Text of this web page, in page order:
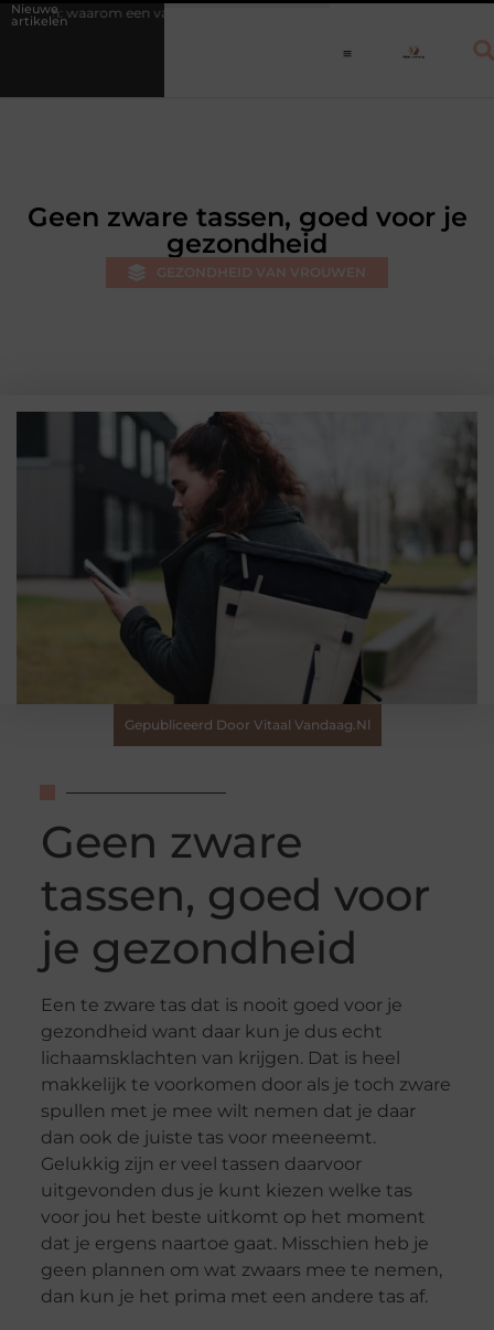
Nieuwe
artikelen
een vast dagritme herstel versnelt bij jongeren
Geen zware tassen, goed voor je
gezondheid
GEZONDHEID VAN VROUWEN
Gepubliceerd Door Vitaal Vandaag.nl
Geen zware
tassen, goed voor
je gezondheid
Een te zware tas dat is nooit goed voor je
gezondheid want daar kun je dus echt
lichaamsklachten van krijgen. Dat is heel
makkelijk te voorkomen door als je toch zware
spullen met je mee wilt nemen dat je daar
dan ook de juiste tas voor meeneemt.
Gelukkig zijn er veel tassen daarvoor
uitgevonden dus je kunt kiezen welke tas
voor jou het beste uitkomt op het moment
dat je ergens naartoe gaat. Misschien heb je
geen plannen om wat zwaars mee te nemen,
dan kun je het prima met een andere tas af.